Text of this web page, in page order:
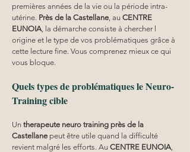
premières années de la vie ou la période intra-
utérine. Près de la Castellane , au CENTRE
EUNOIA , la démarche consiste à chercher l
origine et le type de vos problématiques grâce à
cette lecture fine. Vous comprenez mieux ce qui
vous bloque.
Quels types de problématiques le Neuro-
Training cible
Un therapeute neuro training près de la
Castellane peut être utile quand la difficulté
revient malgré les efforts. Au CENTRE EUNOIA